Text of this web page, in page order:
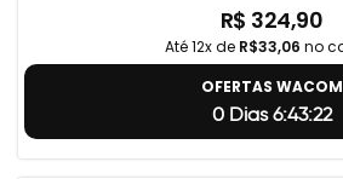
R$ 324,90
Até 12x de R$33,06 no
OFERTAS WACOM
0 Dias 6:43:21